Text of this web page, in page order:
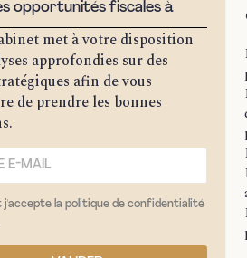
opportunités fiscales à
met à votre disposition
approfondies sur des
afin de vous
de prendre les bonnes
j'accepte la politique de confidentialité